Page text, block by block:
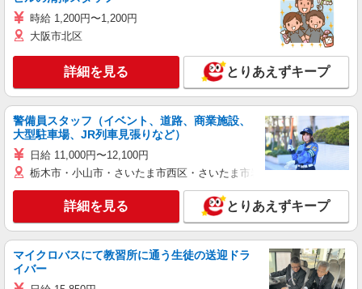
時給 1,200円〜1,200円
大阪市北区
詳細を見る とりあえずキープ
警備員スタッフ（イベント、道路、商業施設、
大型駐車場、JR列車見張りなど）
日給 11,000円〜12,100円
栃木市・小山市・さいたま市西区・さいたま市岩槻区・久喜市・蓮田
詳細を見る とりあえずキープ
マイクロバスにて教習所に通う生徒の送迎ドラ
イバー